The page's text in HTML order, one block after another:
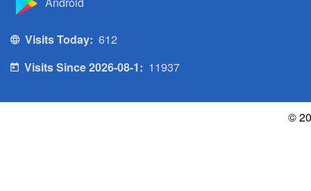
Visits Today: 612
Visits Since 2026-08-1: 11937
©